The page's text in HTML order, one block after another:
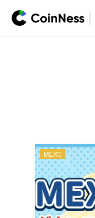
MEXC